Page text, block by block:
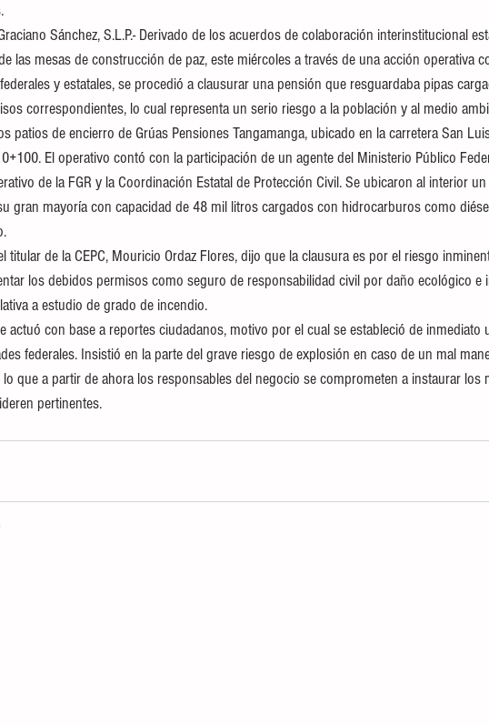
Sánchez, S.L.P.- Derivado de los acuerdos de colaboración interinstitucional
las mesas de construcción de paz, este miércoles a través de una acción operativa
y estatales, se procedió a clausurar una pensión que resguardaba pipas
correspondientes, lo cual representa un serio riesgo a la población y al medio
patios de encierro de Grúas Pensiones Tangamanga, ubicado en la carretera San
El operativo contó con la participación de un agente del Ministerio Público
de la FGR y la Coordinación Estatal de Protección Civil. Se ubicaron al interior
gran mayoría con capacidad de 48 mil litros cargados con hidrocarburos como
titular de la CEPC, Mouricio Ordaz Flores, dijo que la clausura es por el riesgo
los debidos permisos como seguro de responsabilidad civil por daño ecológico e
a estudio de grado de incendio.
actuó con base a reportes ciudadanos, motivo por el cual se estableció de inmediato
federales. Insistió en la parte del grave riesgo de explosión en caso de un mal
lo que a partir de ahora los responsables del negocio se comprometen a instaurar los
pertinentes.